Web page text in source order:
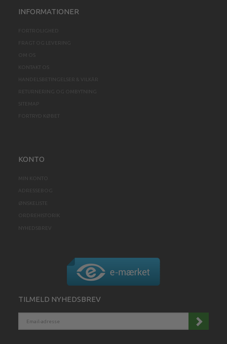
INFORMATIONER
FORTROLIGHED
FRAGT OG LEVERING
OM OS
KONTAKT OS
HANDELSBETINGELSER & VILKÅR
RETURNERING OG OMBYTNING
SITEMAP
FORTRYD KØBET
KONTO
MIN KONTO
ADRESSEBOG
ØNSKELISTE
ORDREHISTORIK
NYHEDSBREV
TILMELD NYHEDSBREV
ADRESSE